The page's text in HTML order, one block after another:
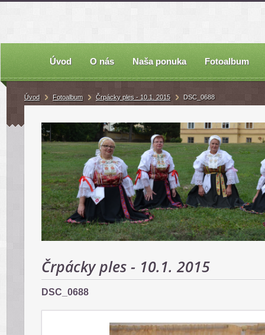
Úvod O nás Naša ponuka Fotoalbum
Úvod Fotoalbum Črpácky ples - 10.1. 2015 DSC_0688
Črpácky ples - 10.1. 2015
DSC_0688